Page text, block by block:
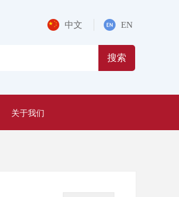
搜索
中文 EN
关于我们